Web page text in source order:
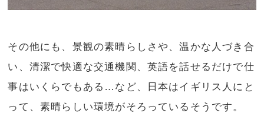
その他にも、景観の素晴らしさや、温かな人づき合
い、清潔で快適な交通機関、英語を話せるだけで仕
事はいくらでもある…など、日本はイギリス人にと
って、素晴らしい環境がそろっているそうです。